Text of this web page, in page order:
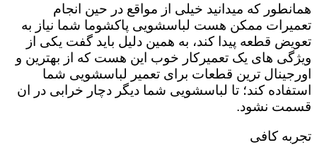
همانطور که میدانید خیلی از مواقع در حین انجام
تعمیرات ممکن هست لباسشویی پاکشوما شما نیاز به
تعویض قطعه پیدا کند، به همین دلیل باید گفت یکی از
ویژگی های یک تعمیرکار خوب این هست که از بهترین و
اورجینال ترین قطعات برای تعمیر لباسشویی شما
استفاده کند؛ تا لباسشویی شما دیگر دچار خرابی در ان
قسمت نشود.
تجربه کافی